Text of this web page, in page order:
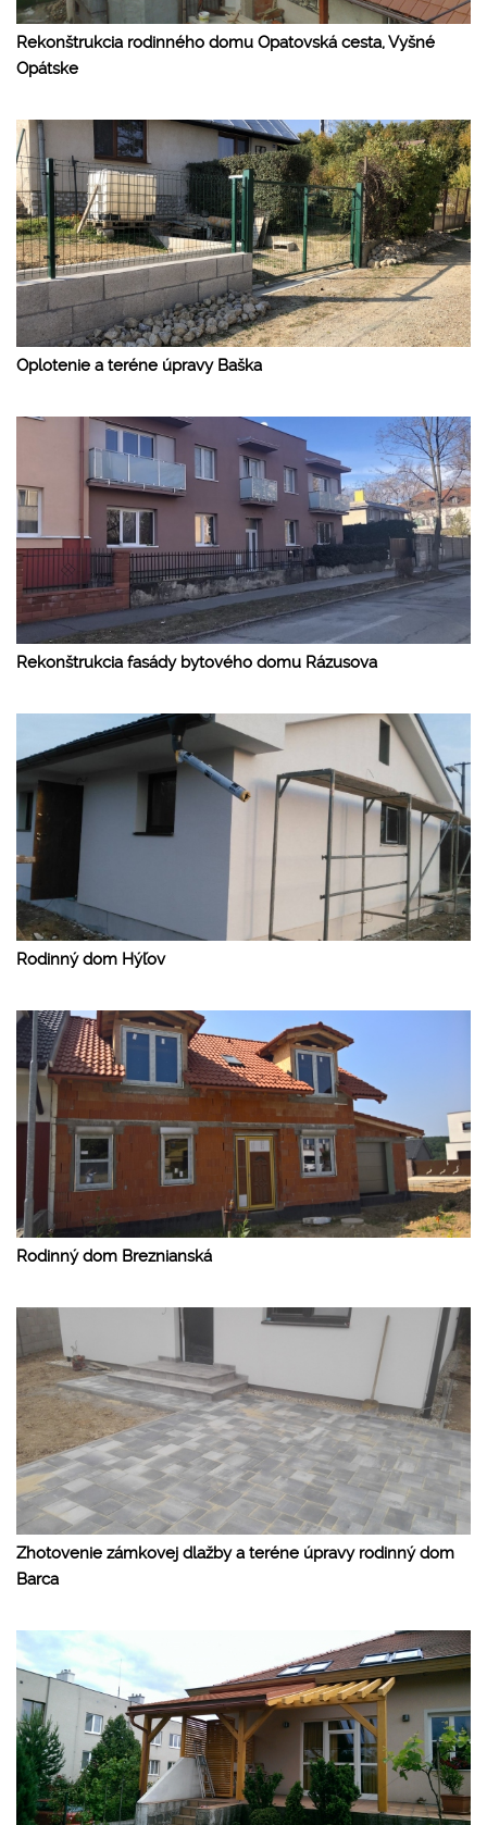
Rekonštrukcia rodinného domu Opatovská cesta, Vyšné
Opátske
Oplotenie a teréne úpravy Baška
Rekonštrukcia fasády bytového domu Rázusova
Rodinný dom Hýľov
Rodinný dom Breznianská
Zhotovenie zámkovej dlažby a teréne úpravy rodinný dom
Barca